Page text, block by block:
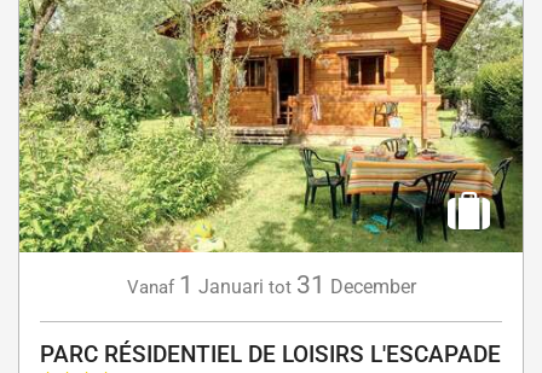
Vanaf 1 Januari tot 31 December
PARC RÉSIDENTIEL DE LOISIRS L'ESCAPADE